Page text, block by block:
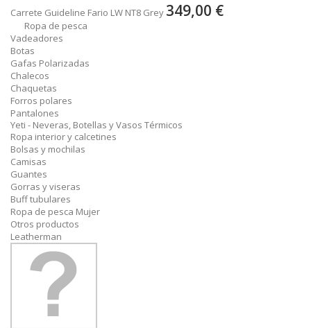
Carrete Guideline Fario LW NT8 Grey 349,00 €
Ropa de pesca
Vadeadores
Botas
Gafas Polarizadas
Chalecos
Chaquetas
Forros polares
Pantalones
Yeti - Neveras, Botellas y Vasos Térmicos
Ropa interior y calcetines
Bolsas y mochilas
Camisas
Guantes
Gorras y viseras
Buff tubulares
Ropa de pesca Mujer
Otros productos
Leatherman